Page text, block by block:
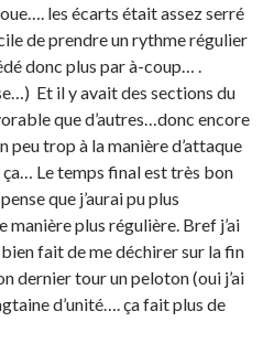
les écarts était assez serré
de prendre un rythme régulier
donc plus par à-coup… .
Et il y avait des sections du
que d’autres…donc encore
peu trop à la manière d’attaque
Le temps final est très bon
que j’aurai pu plus
manière plus régulière. Bref j’ai
fait de me déchirer sur la fin
dernier tour un peloton (oui j’ai
d’unité…. ça fait plus de